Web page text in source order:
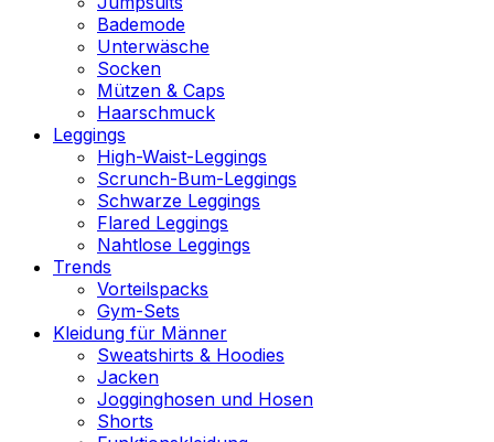
Bademode
Unterwäsche
Socken
Mützen & Caps
Haarschmuck
Leggings
High-Waist-Leggings
Scrunch-Bum-Leggings
Schwarze Leggings
Flared Leggings
Nahtlose Leggings
Trends
Vorteilspacks
Gym-Sets
Kleidung für Männer
Sweatshirts & Hoodies
Jacken
Jogginghosen und Hosen
Shorts